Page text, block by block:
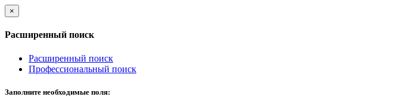
×
Расширенный поиск
Расширенный поиск
Профессиональный поиск
Заполните необходимые поля: